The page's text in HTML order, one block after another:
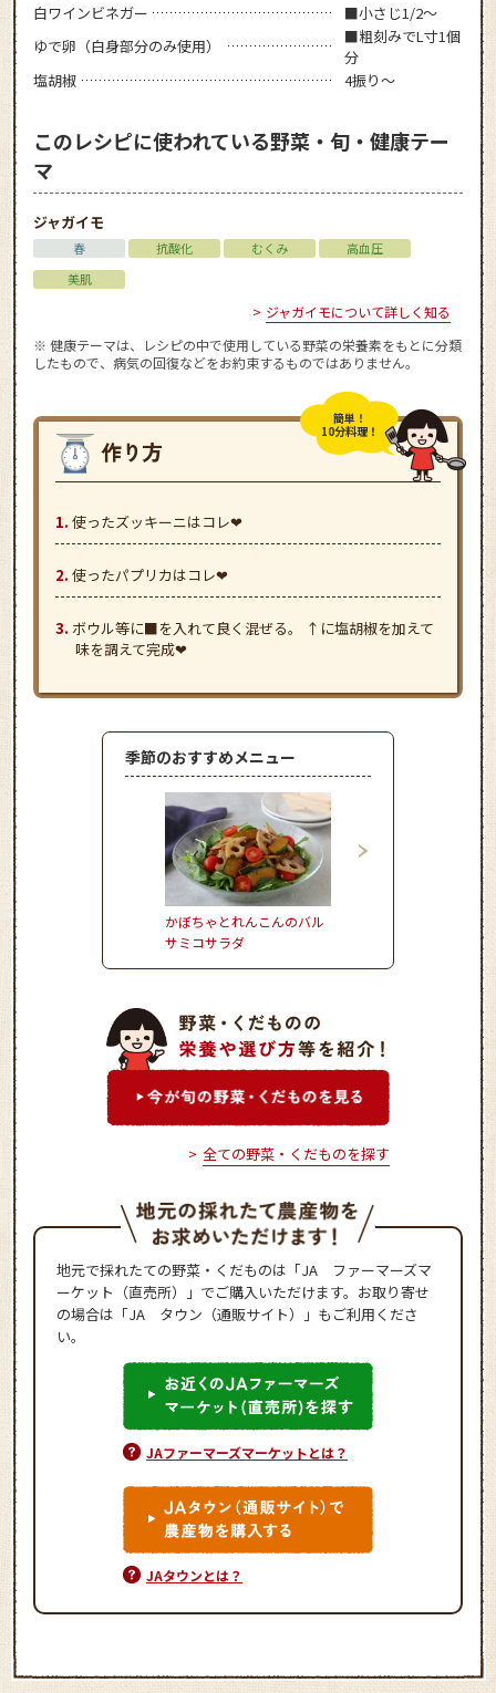
白ワインビネガー
■小さじ1/2～
ゆで卵（白身部分のみ使用）
■粗刻みでL寸1個
分
塩胡椒
4振り～
このレシピに使われている野菜・旬・健康テー
マ
ジャガイモ
春 抗酸化 むくみ
高血圧
美肌
ジャガイモについて詳しく知る
※ 健康テーマは、レシピの中で使用している野菜の栄養素をもとに分類
したもので、病気の回復などをお約束するものではありません。
簡単！
10分料理！
使ったズッキーニはコレ❤
使ったパプリカはコレ❤
ボウル等に■を入れて良く混ぜる。 ↑に塩胡椒を加えて
味を調えて完成❤
季節のおすすめメニュー
かぼちゃとれんこんのバル
サミコサラダ
おからのモチモチドー
全ての野菜・くだものを探す
地元で採れたての野菜・くだものは「JA ファーマーズマ
ーケット（直売所）」でご購入いただけます。お取り寄せ
の場合は「JA タウン（通販サイト）」もご利用くださ
い。
JAファーマーズマーケットとは？
JAタウンとは？